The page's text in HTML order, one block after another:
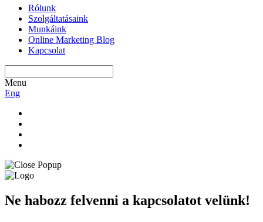
Rólunk
Szolgáltatásaink
Munkáink
Online Marketing Blog
Kapcsolat
Menu
Eng
Ne habozz felvenni a kapcsolatot velünk!